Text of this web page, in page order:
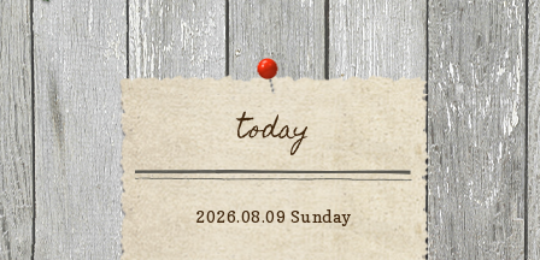
today
2026.08.09 Sunday